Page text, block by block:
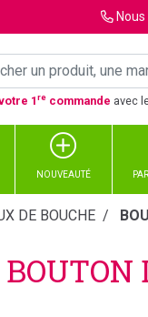
Nous
1re commande avec
NOUVEAUTÉ
DE BOUCHE
BOUTON